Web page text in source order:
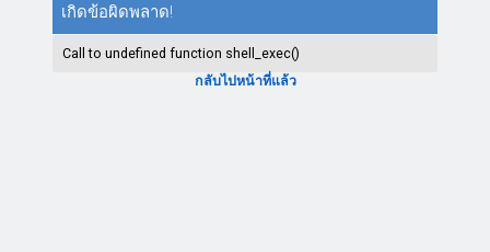
เกิดข้อผิดพลาด!
Call to undefined function shell_exec()
กลับไปหน้าที่แล้ว